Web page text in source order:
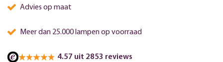
Advies op maat
Meer dan 25.000 lampen op voorraad
4.57 uit 2853 reviews